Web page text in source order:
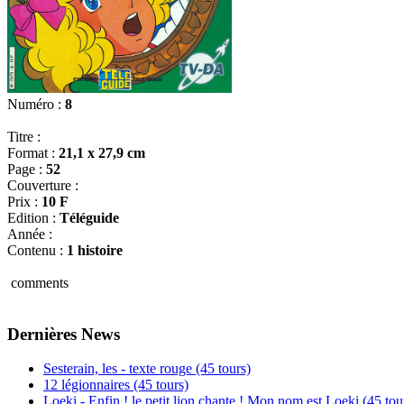
Numéro : 8
Titre :
Format : 21,1 x 27,9 cm
Page : 52
Couverture :
Prix : 10 F
Edition : Téléguide
Année :
Contenu : 1 histoire
comments
Dernières News
Sesterain, les - texte rouge (45 tours)
12 légionnaires (45 tours)